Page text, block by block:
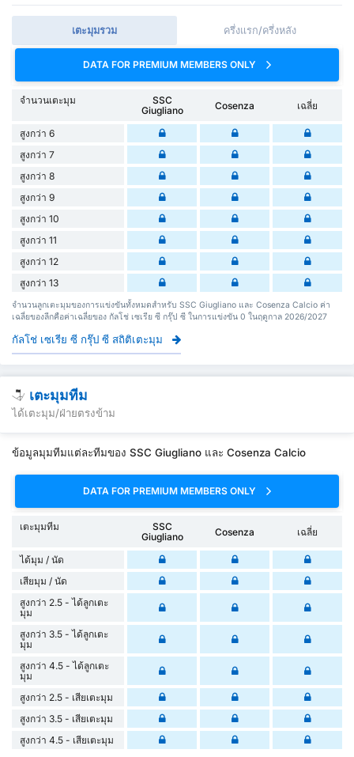
เตะมุมรวม ครึ่งแรก/ครึ่งหลัง
DATA FOR PREMIUM MEMBERS ONLY
จำนวนเตะมุม
SSC
Giugliano
Cosenza เฉลี่ย
สูงกว่า 6
สูงกว่า 7
สูงกว่า 8
สูงกว่า 9
สูงกว่า 10
สูงกว่า 11
สูงกว่า 12
สูงกว่า 13
จำนวนลูกเตะมุมของการแข่งขันทั้งหมดสำหรับ SSC Giugliano และ Cosenza Calcio ค่า
เฉลี่ยของลีกคือค่าเฉลี่ยของ กัลโช่ เซเรีย ซี กรุ๊ป ซี ในการแข่งขัน 0 ในฤดูกาล 2026/2027
กัลโช่ เซเรีย ซี กรุ๊ป ซี สถิติเตะมุม
เตะมุมทีม
ได้เตะมุม/ฝ่ายตรงข้าม
ข้อมูลมุมทีมแต่ละทีมของ SSC Giugliano และ Cosenza Calcio
DATA FOR PREMIUM MEMBERS ONLY
เตะมุมทีม
SSC
Giugliano
Cosenza เฉลี่ย
ได้มุม / นัด
เสียมุม / นัด
สูงกว่า 2.5 - ได้ลูกเตะ
มุม
สูงกว่า 3.5 - ได้ลูกเตะ
มุม
สูงกว่า 4.5 - ได้ลูกเตะ
มุม
สูงกว่า 2.5 - เสียเตะมุม
สูงกว่า 3.5 - เสียเตะมุม
สูงกว่า 4.5 - เสียเตะมุม